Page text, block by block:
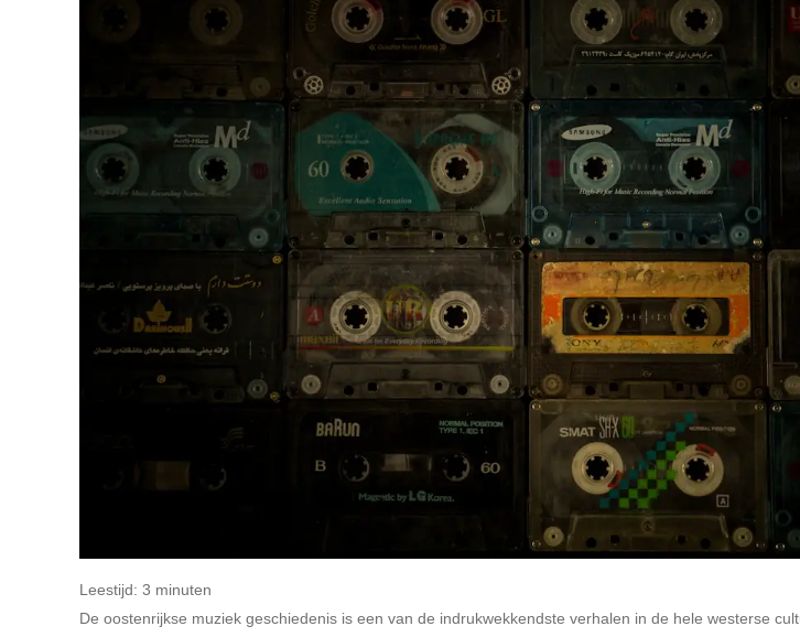
Leestijd: 3 minuten
De oostenrijkse muziek geschiedenis is een van de indrukwekkendste verhalen in de hele westerse